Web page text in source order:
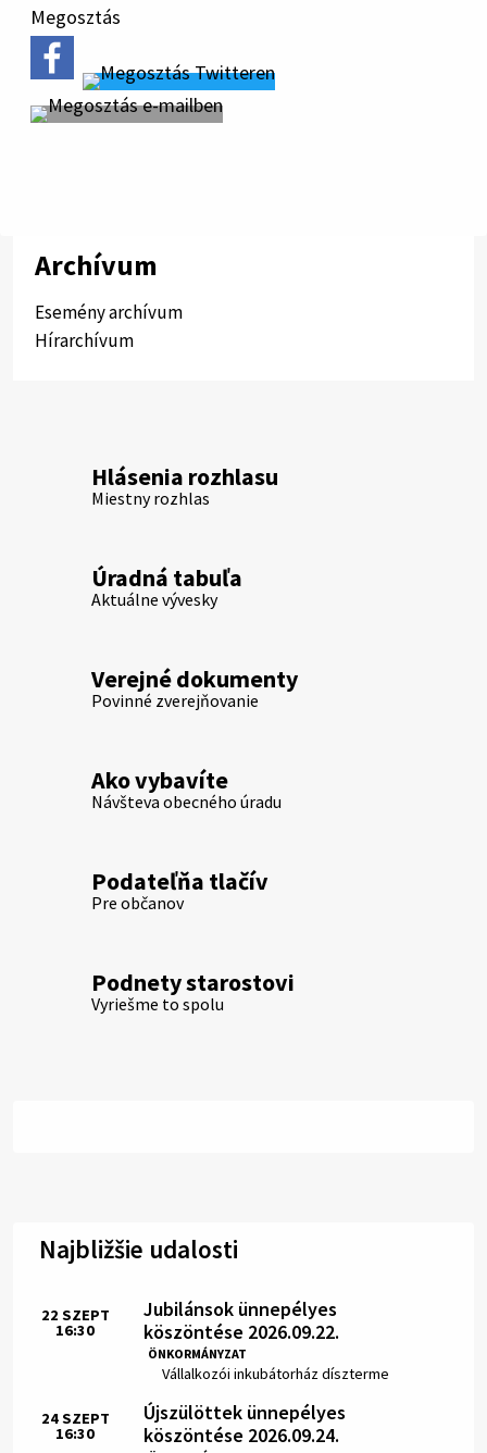
Megosztás
Archívum
Esemény archívum
Hírarchívum
Hlásenia rozhlasu
Miestny rozhlas
Úradná tabuľa
Aktuálne vývesky
Verejné dokumenty
Povinné zverejňovanie
Ako vybavíte
Návšteva obecného úradu
Podateľňa tlačív
Pre občanov
Podnety starostovi
Vyriešme to spolu
Najbližšie udalosti
Jubilánsok ünnepélyes
köszöntése 2026.09.22.
ÖNKORMÁNYZAT
Hely:
Vállalkozói inkubátorház díszterme
Idő:
22 SZEPT
16:30
Újszülöttek ünnepélyes
köszöntése 2026.09.24.
Idő:
24SZEPT
16:30